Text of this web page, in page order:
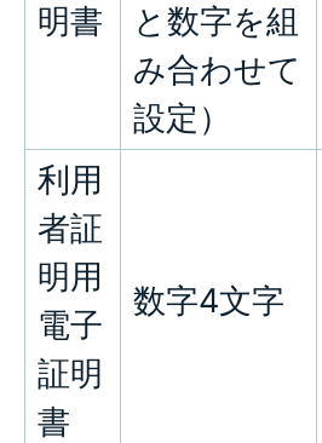
明書
と数字を組
み合わせて
設定）
利用
者証
明用
電子
証明
書
数字4文字